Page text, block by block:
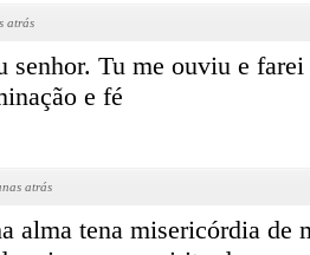
atrás
senhor. Tu me ouviu e
e fé
atrás
alma tena misericórdia de